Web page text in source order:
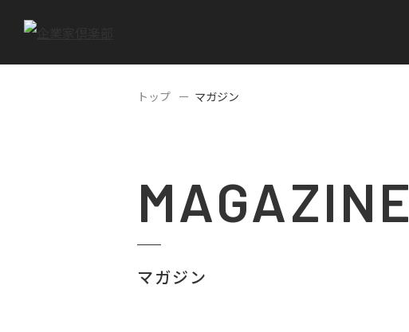
トップ マガジン
MAGAZINE
マガジン